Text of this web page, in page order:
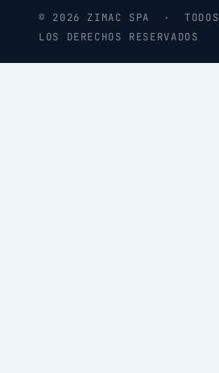
© 2026 ZIMAC SPA · TODOS
LOS DERECHOS RESERVADOS